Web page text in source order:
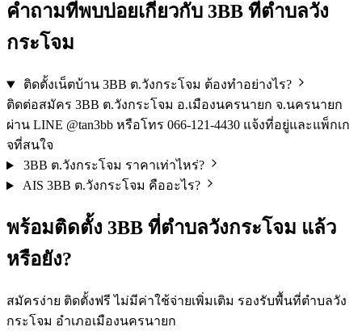
คำถามที่พบบ่อยเกี่ยวกับ 3BB ที่ตำบลวัง
กระโจม
ติดตั้งเน็ตบ้าน 3BB ต.วังกระโจม ต้องทำอย่างไร?
ติดต่อสมัคร 3BB ต.วังกระโจม อ.เมืองนครนายก จ.นครนายก
ผ่าน LINE @tan3bb หรือโทร 066-121-4430 แจ้งที่อยู่และแพ็กเก
จที่สนใจ
3BB ต.วังกระโจม ราคาเท่าไหร่?
AIS 3BB ต.วังกระโจม คืออะไร?
พร้อมติดตั้ง 3BB ที่ตำบลวังกระโจม แล้ว
หรือยัง?
สมัครง่าย ติดตั้งฟรี ไม่มีค่าใช้จ่ายเพิ่มเติม รองรับพื้นที่ตำบลวัง
กระโจม อำเภอเมืองนครนายก